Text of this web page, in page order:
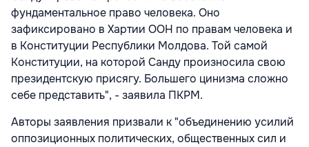
фундаментальное право человека. Оно
зафиксировано в Хартии ООН по правам человека и
в Конституции Республики Молдова. Той самой
Конституции, на которой Санду произносила свою
президентскую присягу. Большего цинизма сложно
себе представить", - заявила ПКРМ.
Авторы заявления призвали к "объединению усилий
оппозиционных политических, общественных сил и